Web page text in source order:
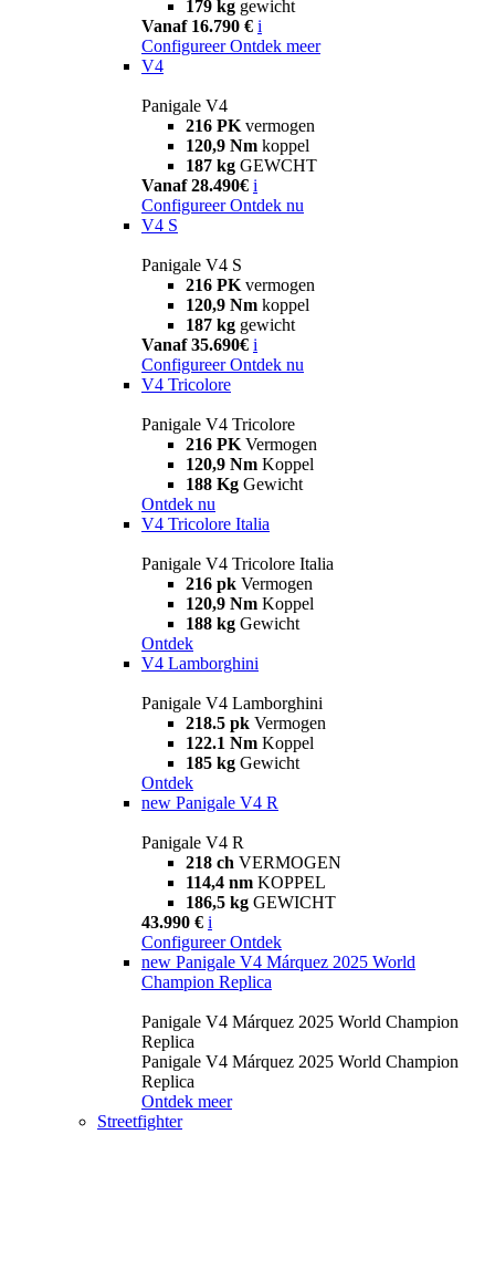
179 kg gewicht
Vanaf 16.790 € i
Configureer Ontdek meer
V4
Panigale V4
216 PK vermogen
120,9 Nm koppel
187 kg GEWCHT
Vanaf 28.490€ i
Configureer Ontdek nu
V4 S
Panigale V4 S
216 PK vermogen
120,9 Nm koppel
187 kg gewicht
Vanaf 35.690€ i
Configureer Ontdek nu
V4 Tricolore
Panigale V4 Tricolore
216 PK Vermogen
120,9 Nm Koppel
188 Kg Gewicht
Ontdek nu
V4 Tricolore Italia
Panigale V4 Tricolore Italia
216 pk Vermogen
120,9 Nm Koppel
188 kg Gewicht
Ontdek
V4 Lamborghini
Panigale V4 Lamborghini
218.5 pk Vermogen
122.1 Nm Koppel
185 kg Gewicht
Ontdek
new Panigale V4 R
Panigale V4 R
218 ch VERMOGEN
114,4 nm KOPPEL
186,5 kg GEWICHT
43.990 € i
Configureer Ontdek
new Panigale V4 Márquez 2025 World
Champion Replica
Panigale V4 Márquez 2025 World Champion
Replica
Panigale V4 Márquez 2025 World Champion
Replica
Ontdek meer
Streetfighter